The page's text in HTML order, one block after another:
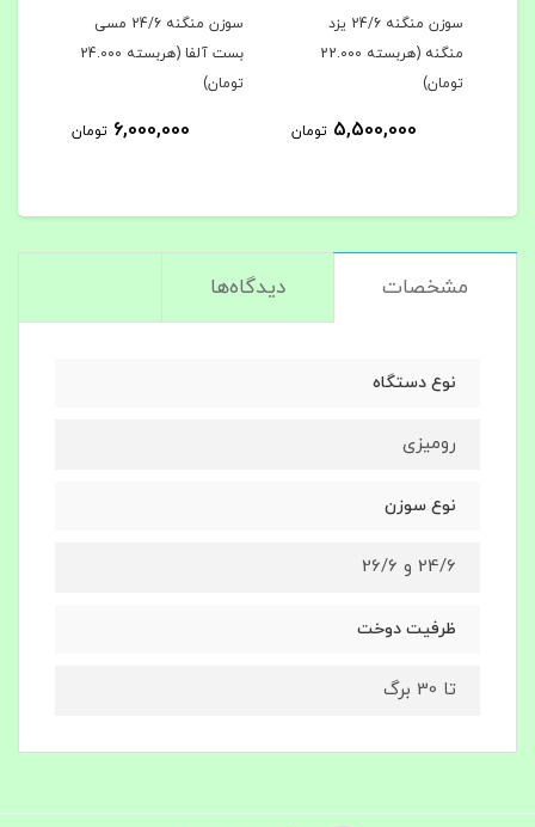
سوزن منگنه 24/6 یزد
منگنه (هربسته 22.000
تومان)
5,500,000 تومان
سوزن منگنه 24/6 مسی
بست آلفا (هربسته 24.000
تومان)
6,000,000 تومان
مشخصات دیدگاه‌ها
نوع دستگاه
رومیزی
نوع سوزن
24/6 و 26/6
ظرفیت دوخت
تا 30 برگ